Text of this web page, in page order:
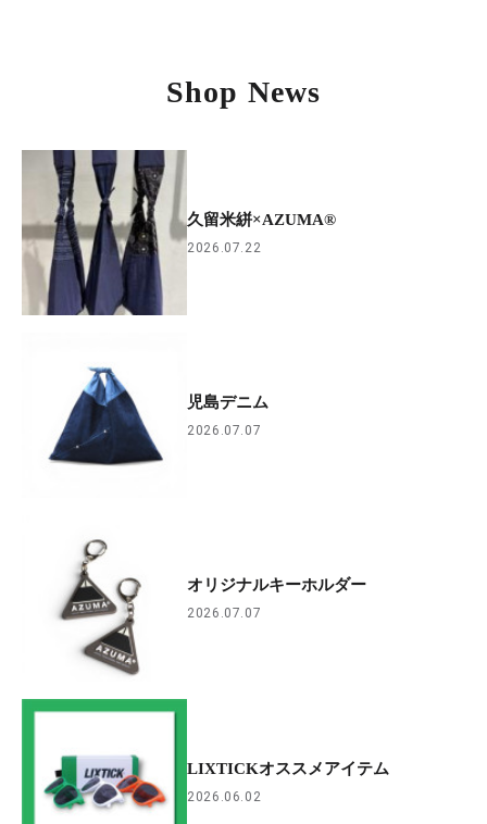
Shop News
久留米絣×AZUMA®︎
2026.07.22
児島デニム
2026.07.07
オリジナルキーホルダー
2026.07.07
LIXTICKオススメアイテム
2026.06.02